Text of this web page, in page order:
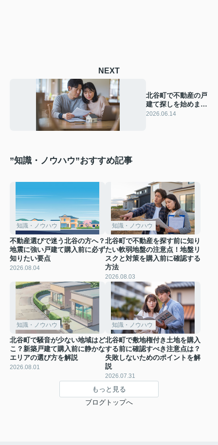
NEXT
北谷町で不動産の戸
建て探しを始めませ
んか？住宅ローン相
2026.06.14
”知識・ノウハウ”おすすめ記事
知識・ノウハウ
不動産選びで迷う北谷の方へ？
地震に強い戸建て購入前に必ず
知りたい要点
2026.08.04
知識・ノウハウ
北谷町で不動産を探す前に知り
たい軟弱地盤の注意点！地盤リ
スクと対策を購入前に確認する
方法
2026.08.03
知識・ノウハウ
北谷町で騒音が少ない地域はど
こ？新築戸建て購入前に静かな
エリアの選び方を解説
2026.08.01
知識・ノウハウ
北谷町で敷地権付き土地を購入
する前に確認すべき注意点は？
失敗しないためのポイントを解
説
2026.07.31
もっと見る
ブログトップへ